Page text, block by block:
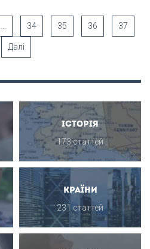
34 35 36 37
Далі
Історія
173 статтей
Країни
231 статтей